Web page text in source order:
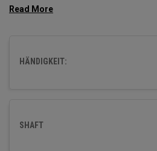
Spielern so mehr Selbstvertrauen
HÄNDIGKEIT:
SHAFT